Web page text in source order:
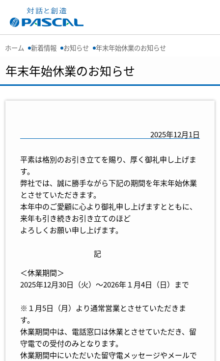
ホーム 新着情報 お知らせ 年末年始休業のお知らせ
年末年始休業のお知らせ
2025年12月1日
平素は格別のお引き立てを賜り、厚く御礼申し上げま
す。
弊社では、誠に勝手ながら下記の期間を年末年始休業
とさせていただきます。
本年中のご愛顧に心より御礼申し上げますとともに、
来年も引き続きお引き立てのほど
よろしくお願い申し上げます。
記
＜休業期間＞
2025年12月30日（火）～2026年１月4日（日）まで
※１月5日（月）より通常営業とさせていただきま
す。
休業期間中は、電話窓口は休業とさせていただき、留
守電での受付のみとなります。
休業期間中にいただいた留守電メッセージやメールで